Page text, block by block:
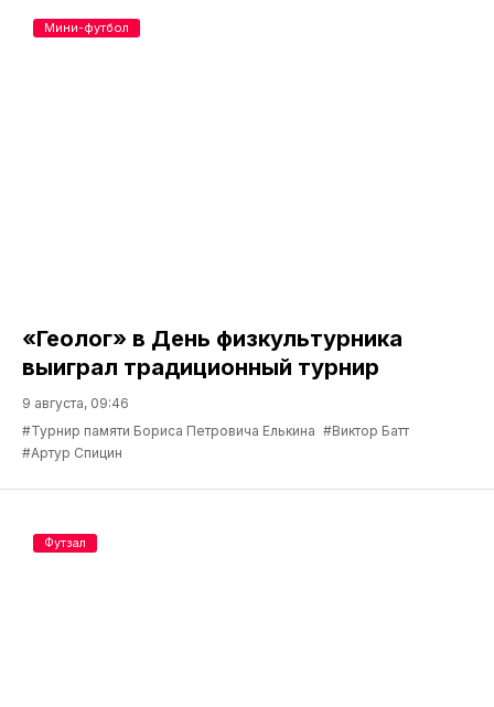
«Геолог» в День физкультурника
выиграл традиционный турнир
9 августа, 09:46
#Турнир памяти Бориса Петровича Елькина #Виктор Батт
#Артур Спицин
Мини-футбол
Футзал